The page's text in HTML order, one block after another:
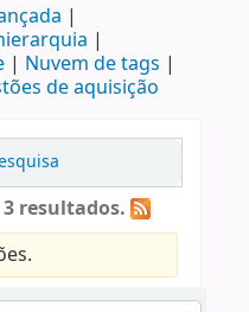
Nuvem de tags
de aquisição
resultados.